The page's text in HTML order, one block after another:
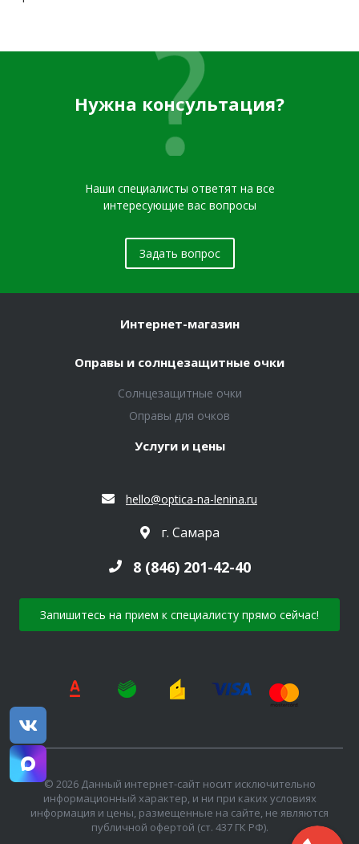
Нужна консультация?
Наши специалисты ответят на все
интересующие вас вопросы
Задать вопрос
Интернет-магазин
Оправы и солнцезащитные очки
Солнцезащитные очки
Оправы для очков
Услуги и цены
hello@optica-na-lenina.ru
г. Самара
8 (846) 201-42-40
Запишитесь на прием к специалисту прямо сейчас!
© 2026 Данный интернет-сайт носит исключительно
информационный характер, и ни при каких условиях
информация и цены, размещенные на сайте, не являются
публичной офертой (ст. 437 ГК РФ).